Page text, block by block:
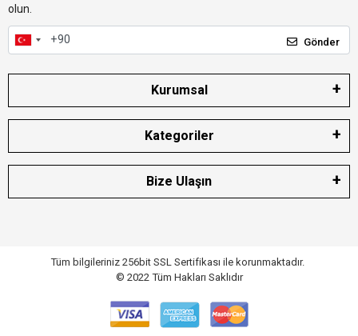
olun.
Gönder
Kurumsal
Kategoriler
Bize Ulaşın
Tüm bilgileriniz 256bit SSL Sertifikası ile korunmaktadır.
© 2022 Tüm Hakları Saklıdır